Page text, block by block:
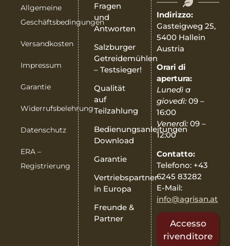
Allgemeine
Geschäftsbedingungen
Versandkosten
Impressum
Garantie
Widerrufsbelehrung
Datenschutz
ERA –
Registrierung
Fragen
und
Antworten
Salzburger
Getreidemühlen
– Testsieger!
Qualität
auf
Teilzahlung
Bedienungsanleitungen
Download
Garantie
Vertriebspartner
in Europa
Freunde &
Partner
Indirizzo:
Gasteigweg 25,
5400 Hallein
Austria
Orari di
apertura:
Lunedì a
giovedì:09 –
16:00
Venerdì:09 –
12:00
Contatto:
Telefono: +43
6245 83282
E-Mail:
info@agrisan.at
Accesso
rivenditore